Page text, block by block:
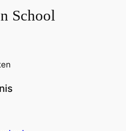
School